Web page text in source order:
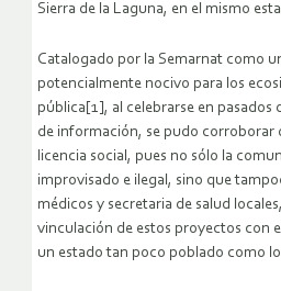
Sierra de la Laguna, en el mismo
Catalogado por la Semarnat como
potencialmente nocivo para los
pública[1], al celebrarse en pasados
de información, se pudo corroborar
licencia social, pues no sólo la
improvisado e ilegal, sino que
médicos y secretaria de salud
vinculación de estos proyectos con
un estado tan poco poblado como lo